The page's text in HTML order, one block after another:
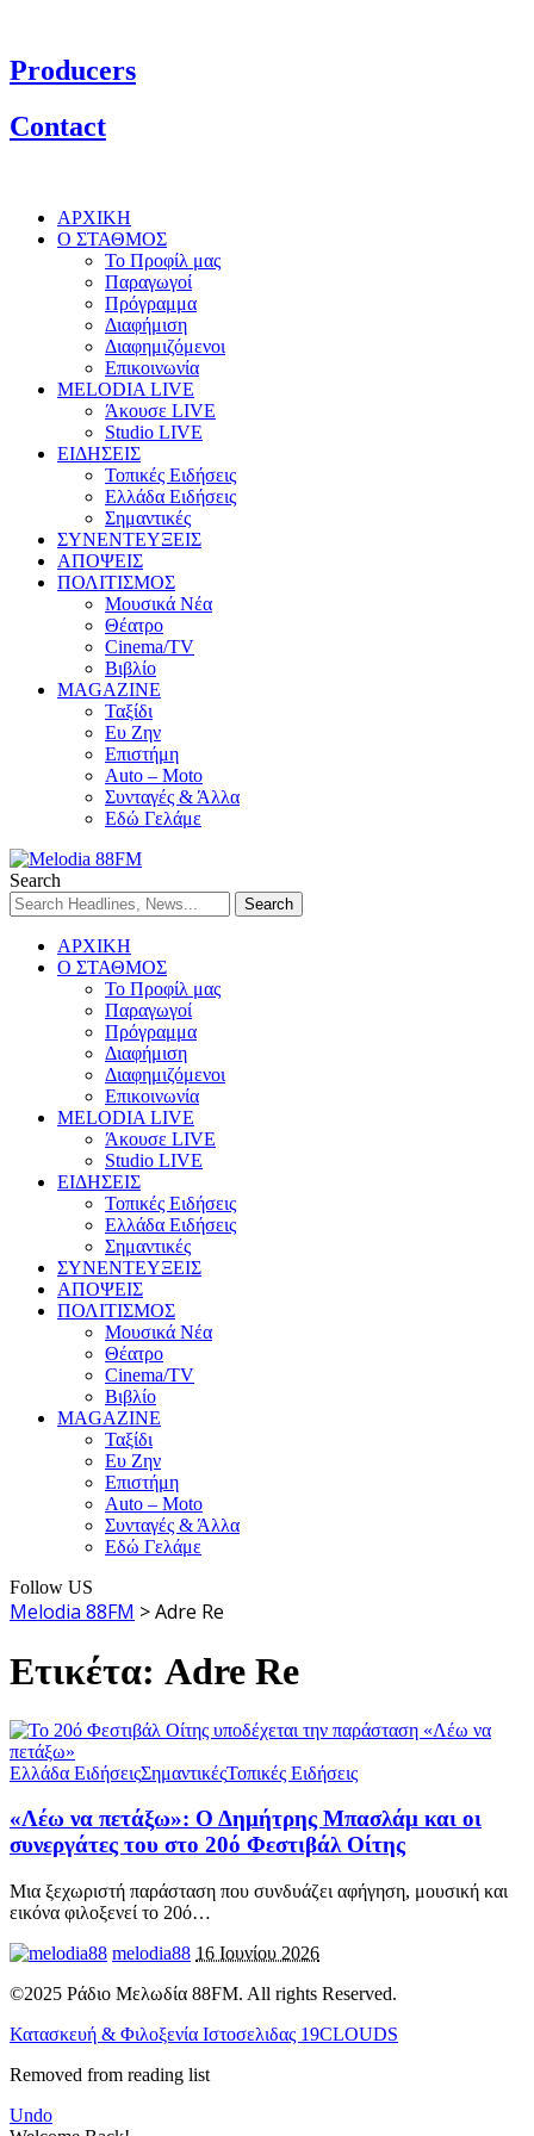
Producers
Contact
ΑΡΧΙΚΗ
Ο ΣΤΑΘΜΟΣ
Το Προφίλ μας
Παραγωγοί
Πρόγραμμα
Διαφήμιση
Διαφημιζόμενοι
Επικοινωνία
MELODIA LIVE
Άκουσε LIVE
Studio LIVE
ΕΙΔΗΣΕΙΣ
Τοπικές Ειδήσεις
Ελλάδα Ειδήσεις
Σημαντικές
ΣΥΝΕΝΤΕΥΞΕΙΣ
ΑΠΟΨΕΙΣ
ΠΟΛΙΤΙΣΜΟΣ
Μουσικά Νέα
Θέατρο
Cinema/TV
Βιβλίο
MAGAZINE
Ταξίδι
Ευ Ζην
Επιστήμη
Auto – Moto
Συνταγές & Άλλα
Εδώ Γελάμε
Search
ΑΡΧΙΚΗ
Ο ΣΤΑΘΜΟΣ
Το Προφίλ μας
Παραγωγοί
Πρόγραμμα
Διαφήμιση
Διαφημιζόμενοι
Επικοινωνία
MELODIA LIVE
Άκουσε LIVE
Studio LIVE
ΕΙΔΗΣΕΙΣ
Τοπικές Ειδήσεις
Ελλάδα Ειδήσεις
Σημαντικές
ΣΥΝΕΝΤΕΥΞΕΙΣ
ΑΠΟΨΕΙΣ
ΠΟΛΙΤΙΣΜΟΣ
Μουσικά Νέα
Θέατρο
Cinema/TV
Βιβλίο
MAGAZINE
Ταξίδι
Ευ Ζην
Επιστήμη
Auto – Moto
Συνταγές & Άλλα
Εδώ Γελάμε
Follow US
Melodia 88FM >Adre Re
Ετικέτα: Adre Re
Ελλάδα ΕιδήσειςΣημαντικέςΤοπικές Ειδήσεις
«Λέω να πετάξω»: Ο Δημήτρης Μπασλάμ και οι
συνεργάτες του στο 20ό Φεστιβάλ Οίτης
Μια ξεχωριστή παράσταση που συνδυάζει αφήγηση, μουσική και
εικόνα φιλοξενεί το 20ό…
melodia88 16 Ιουνίου 2026
©2025 Ράδιο Μελωδία 88FM. All rights Reserved.
Κατασκευή & Φιλοξενία Ιστοσελιδας 19CLOUDS
Removed from reading list
Undo